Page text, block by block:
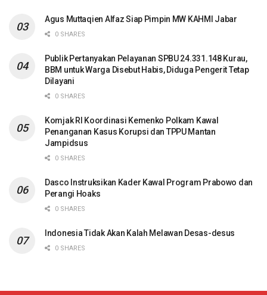
Agus Muttaqien Alfaz Siap Pimpin MW KAHMI Jabar
0 SHARES
Publik Pertanyakan Pelayanan SPBU 24.331.148 Kurau,
BBM untuk Warga Disebut Habis, Diduga Pengerit Tetap
Dilayani
0 SHARES
Komjak RI Koordinasi Kemenko Polkam Kawal
Penanganan Kasus Korupsi dan TPPU Mantan
Jampidsus
0 SHARES
Dasco Instruksikan Kader Kawal Program Prabowo dan
Perangi Hoaks
0 SHARES
Indonesia Tidak Akan Kalah Melawan Desas-desus
0 SHARES